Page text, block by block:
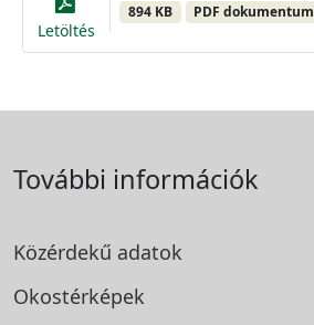
Letöltés
894 KB PDF dokumentum
További információk
Közérdekű adatok
Okostérképek